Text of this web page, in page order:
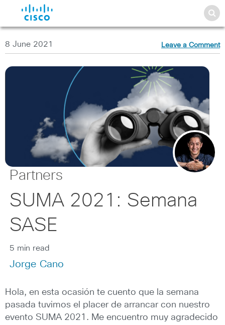
8 June 2021 Leave a Comment
Partners
SUMA 2021: Semana
SASE
5 min read
Jorge Cano
Hola, en esta ocasión te cuento que la semana
pasada tuvimos el placer de arrancar con nuestro
evento SUMA 2021. Me encuentro muy agradecido